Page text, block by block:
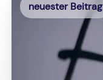
neuester Beitrag